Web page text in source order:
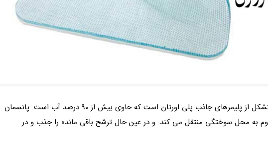
هیدروژل یک پانسمان فعال متشکل از پلیمرهای جاذب پلی اورتان است که حاوی بیش از 90 درصد آب است. پانسمان
به محل سوختگی منتقل می کند. و در عین حال ترشح باقی مانده را جذب و در